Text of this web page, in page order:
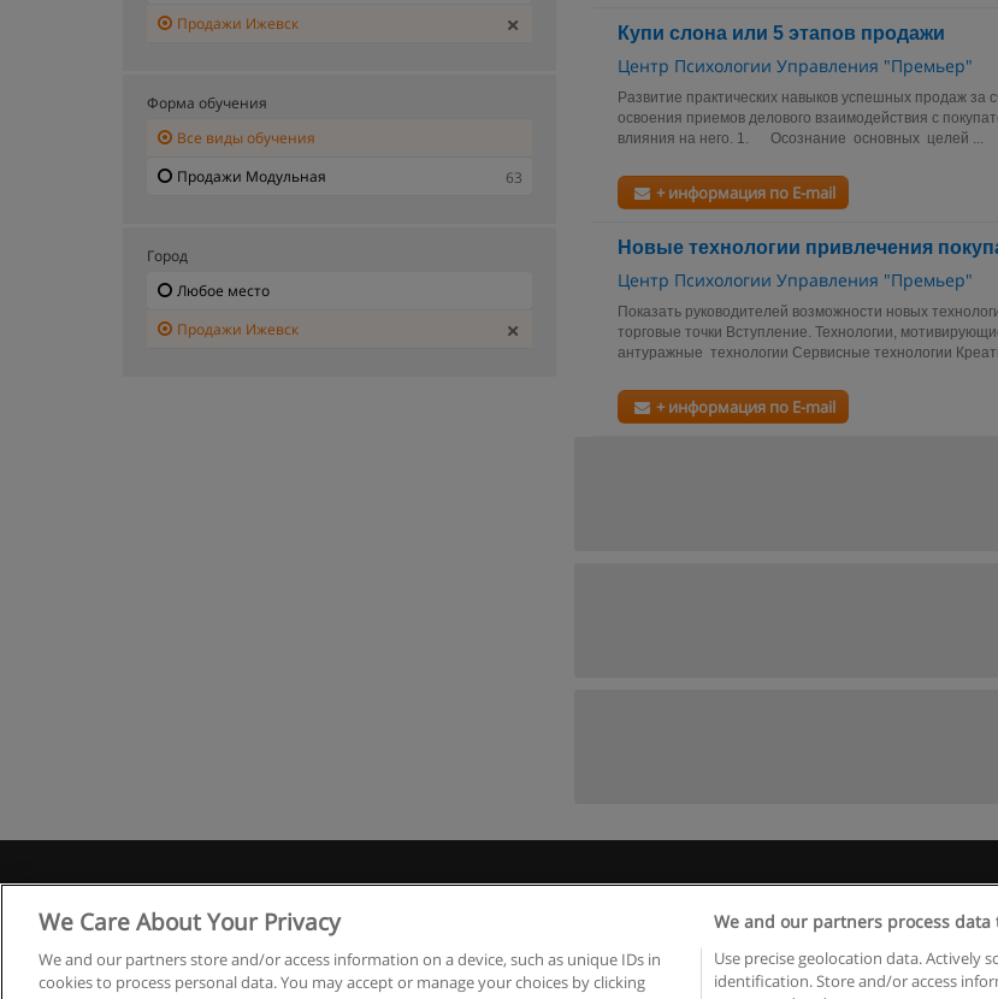
Купи слона или 5 этапов продажи
Центр Психологии Управления "Премьер"
Развитие практических навыков успешных продаж
освоения приемов делового взаимодействия с
влияния на него. 1. Осознание основных целей ...
+ информация по E-mail
Новые технологии привлечения
Центр Психологии Управления "Премьер"
Показать руководителей возможности новых
торговые точки Вступление. Технологии,
антуражные технологии Сервисные технологии
+ информация по E-mail
Продажи Ижевск
Форма обучения
Все виды обучения
Продажи Модульная
63
Город
Любое место
Продажи Ижевск
Copyright © Educaedu Business S.L. - CIF : B-95610580: -
We Care About Your Privacy
We and our partners store and/or access information on a device, such as unique IDs in
cookies to process personal data. You may accept or manage your choices by clicking
We and our partners process data
Use precise geolocation data. Actively
identification. Store and/or access